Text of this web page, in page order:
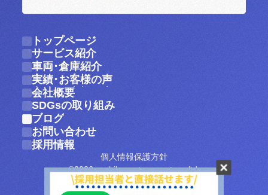
トップページ
トップページ
サービス紹介
サービス紹介
車両・倉庫紹介
車両・倉庫紹介
実績・お客様の声
実績・お客様の声
会社概要
会社概要
SDGsの取り組み
SDGsの取り組み
ブログ
ブログ
お問い合わせ
お問い合わせ
採用情報
©2026 yoshikawa-transport.co.,ltd.
個人情報保護方針